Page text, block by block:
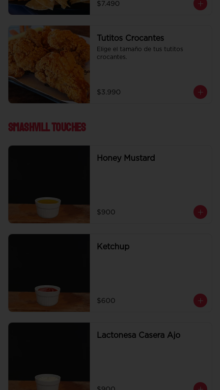
$7.490
Tutitos Crocantes
Elige el tamaño de tus tutitos
crocantes.
$3.990
Smashvill Touches
Honey Mustard
$900
Ketchup
$600
Lactonesa Casera Ajo